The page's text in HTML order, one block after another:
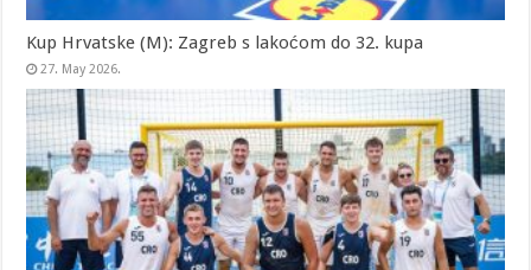
Kup Hrvatske (M): Zagreb s lakoćom do 32. kupa
27. May 2026.